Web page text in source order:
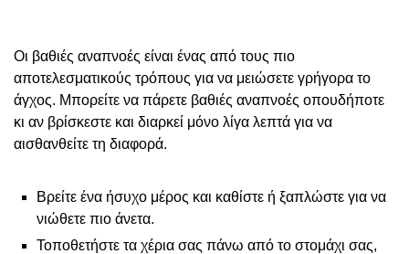
Οι βαθιές αναπνοές είναι ένας από τους πιο
αποτελεσματικούς τρόπους για να μειώσετε γρήγορα το
άγχος. Μπορείτε να πάρετε βαθιές αναπνοές οπουδήποτε
κι αν βρίσκεστε και διαρκεί μόνο λίγα λεπτά για να
αισθανθείτε τη διαφορά.
Βρείτε ένα ήσυχο μέρος και καθίστε ή ξαπλώστε για να
νιώθετε πιο άνετα.
Τοποθετήστε τα χέρια σας πάνω από το στομάχι σας,